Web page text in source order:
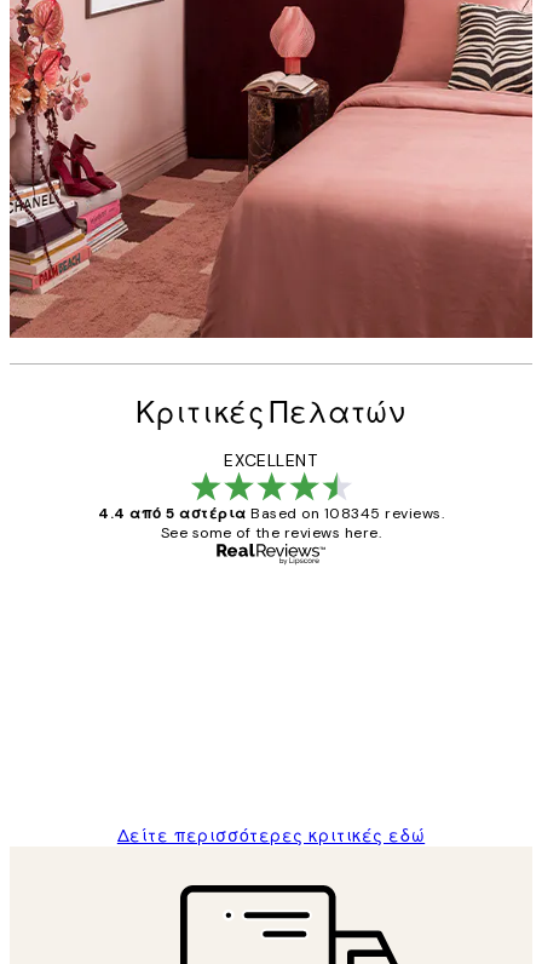
Κριτικές Πελατών
EXCELLENT
4.4 από 5 αστέρια Based on 108345 reviews.
See some of the reviews here.
Δείτε περισσότερες κριτικές εδώ